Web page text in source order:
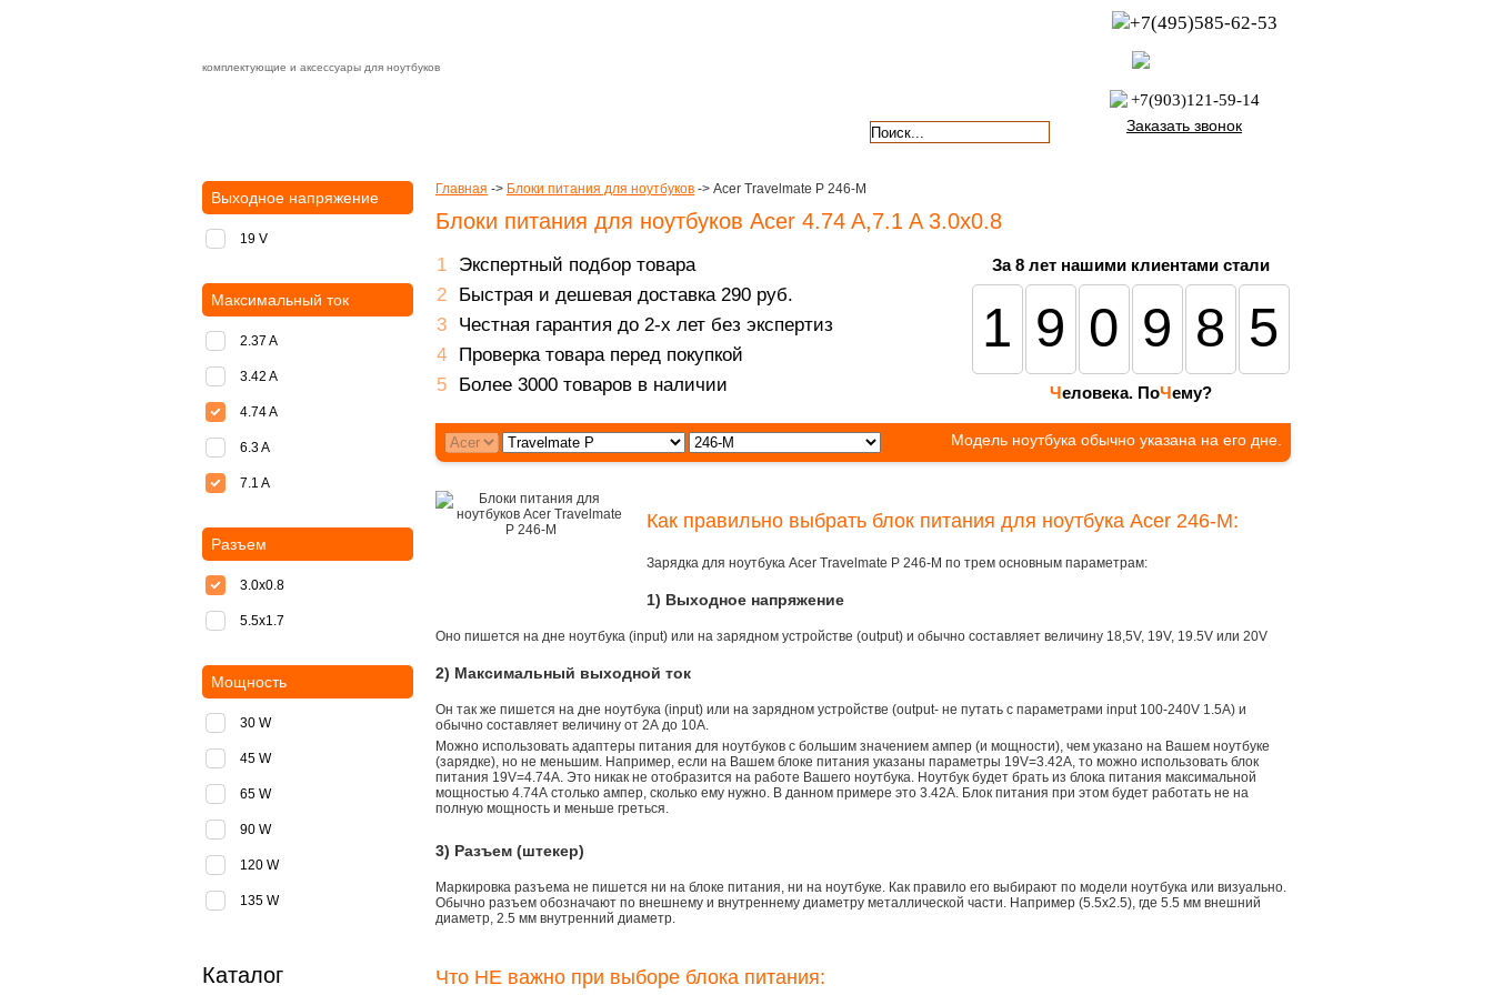
комплектующие и аксессуары для ноутбуков
+7(495)585-62-53
+7(903)121-59-14
Заказать звонок
Главная -> Блоки питания для ноутбуков -> Acer Travelmate P 246-M
Блоки питания для ноутбуков Acer 4.74 A,7.1 A 3.0x0.8
Экспертный подбор товара
Быстрая и дешевая доставка 290 руб.
Честная гарантия до 2-х лет без экспертиз
Проверка товара перед покупкой
Более 3000 товаров в наличии
За 8 лет нашими клиентами стали
190985
Человека. ПоЧему?
Модель ноутбука обычно указана на его дне.
Как правильно выбрать блок питания для ноутбука Acer 246-M:
Зарядка для ноутбука Acer Travelmate P 246-M по трем основным параметрам:
1) Выходное напряжение
Оно пишется на дне ноутбука (input) или на зарядном устройстве (output) и обычно составляет величину 18,5V, 19V, 19.5V или 20V
2) Максимальный выходной ток
Он так же пишется на дне ноутбука (input) или на зарядном устройстве (output- не путать с параметрами input 100-240V 1.5A) и
обычно составляет величину от 2А до 10A.
Можно использовать адаптеры питания для ноутбуков с большим значением ампер (и мощности), чем указано на Вашем ноутбуке
(зарядке), но не меньшим. Например, если на Вашем блоке питания указаны параметры 19V=3.42A, то можно использовать блок
питания 19V=4.74A. Это никак не отобразится на работе Вашего ноутбука. Ноутбук будет брать из блока питания максимальной
мощностью 4.74А столько ампер, сколько ему нужно. В данном примере это 3.42А. Блок питания при этом будет работать не на
полную мощность и меньше греться.
3) Разъем (штекер)
Маркировка разъема не пишется ни на блоке питания, ни на ноутбуке. Как правило его выбирают по модели ноутбука или визуально.
Обычно разъем обозначают по внешнему и внутреннему диаметру металлической части. Например (5.5x2.5), где 5.5 мм внешний
диаметр, 2.5 мм внутренний диаметр.
Что НЕ важно при выборе блока питания:
Выходное напряжение
19 V
Максимальный ток
2.37 A
3.42 A
4.74 A
6.3 A
7.1 A
Разъем
3.0x0.8
5.5х1.7
Мощность
30 W
45 W
65 W
90 W
120 W
135 W
Каталог